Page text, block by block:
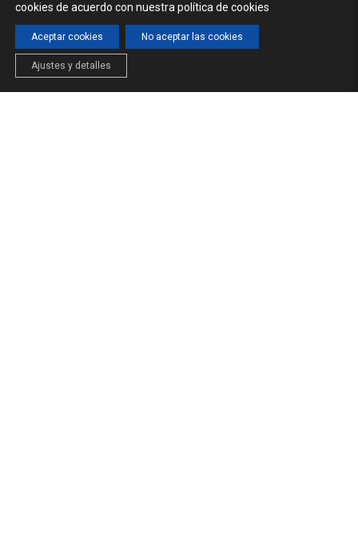
cookies de acuerdo con nuestra política de cookies
Aceptar cookies No aceptar las cookies
Ajustes y detalles